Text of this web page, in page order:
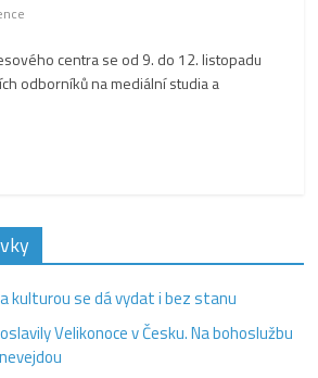
centra se od 9. do 12. listopadu
odborníků na mediální studia a
kulturou se dá vydat i bez stanu
Velikonoce v Česku. Na bohoslužbu